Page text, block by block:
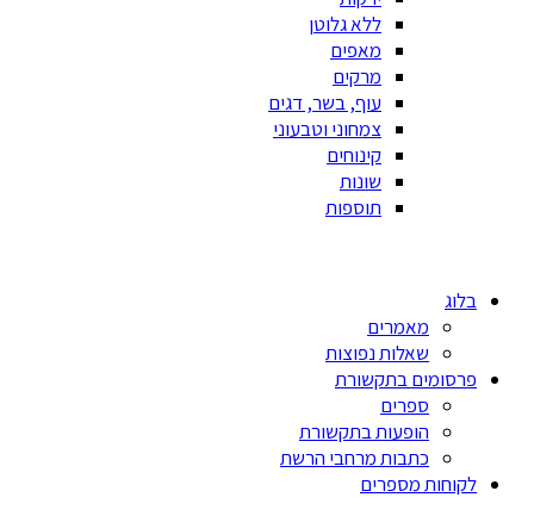
ללא גלוטן
מאפים
מרקים
עוף, בשר, דגים
צמחוני וטבעוני
קינוחים
שונות
תוספות
בלוג
מאמרים
שאלות נפוצות
פרסומים בתקשורת
ספרים
הופעות בתקשורת
כתבות מרחבי הרשת
לקוחות מספרים